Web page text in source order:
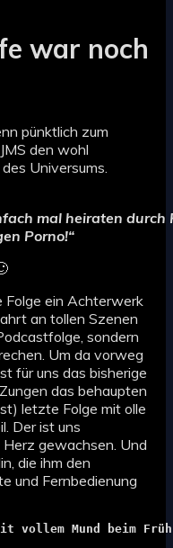
war noch
pünktlich zum
den wohl
Universums.
mal heiraten
Porno!“
Folge ein Achterwerk
an tollen Szenen
sondern
Um da vorweg
für uns das bisherige
das behaupten
letzte Folge mit olle
Der ist uns
gewachsen. Und
die ihm den
und Fernbedienung
vollem Mund beim